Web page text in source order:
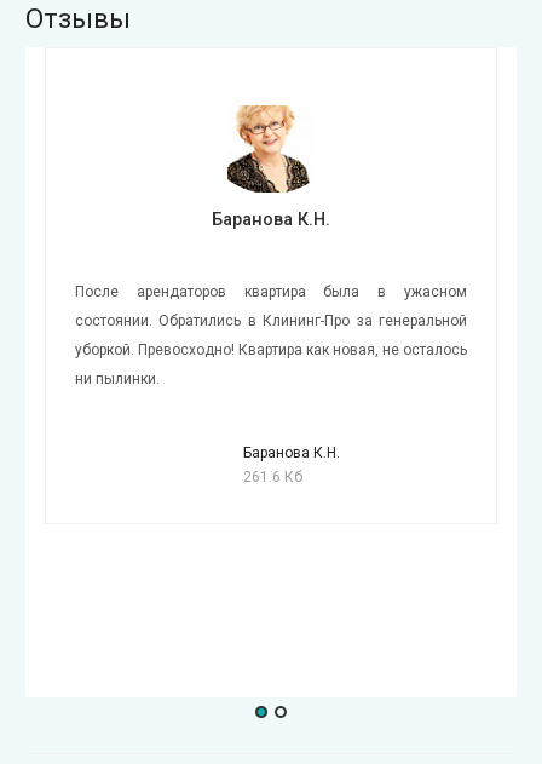
Отзывы
Баранова К.Н.
После арендаторов квартира была в ужасном
состоянии. Обратились в Клининг-Про за генеральной
уборкой. Превосходно! Квартира как новая, не осталось
ни пылинки.
Баранова К.Н.
261.6 Кб